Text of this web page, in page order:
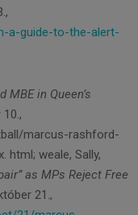
a-guide-to-the-alert-
in Queen’s
marcus-rashford-
weale, Sally,
as MPs Reject Free
21.,